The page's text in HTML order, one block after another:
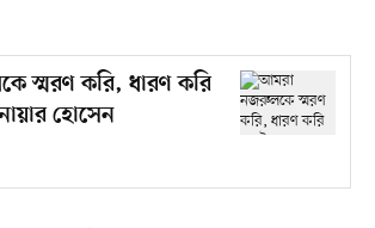
স্মরণ করি, ধারণ করি
হোসেন